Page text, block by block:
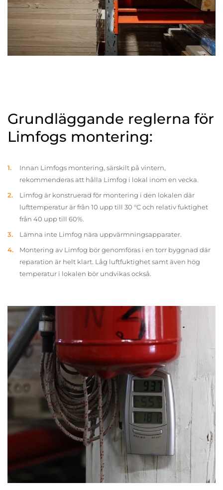
Grundläggande reglerna för
Limfogs montering:
Innan Limfogs montering, särskilt på vintern,
rekommenderas att hålla Limfog i lokal inom en vecka.
Limfog är konstruerad för montering i den lokalen där
lufttemperatur är från 10 upp till 30 °C och relativ fuktighet
från 40 upp till 60%.
Lämna inte Limfog nära uppvärmningsapparater.
Montering av Limfog bör genomföras i en torr byggnad där
reparation är helt klart. Låg luftfuktighet samt även hög
temperatur i lokalen bör undvikas också.